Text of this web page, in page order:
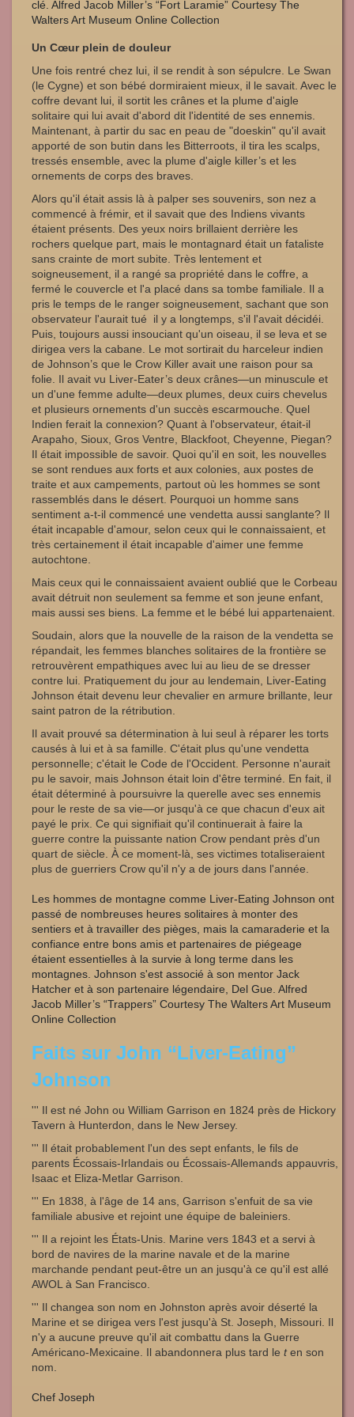
clé. Alfred Jacob Miller’s “Fort Laramie” Courtesy The
Walters Art Museum Online Collection
Un Cœur plein de douleur
Une fois rentré chez lui, il se rendit à son sépulcre. Le Swan
(le Cygne) et son bébé dormiraient mieux, il le savait. Avec le
coffre devant lui, il sortit les crânes et la plume d'aigle
solitaire qui lui avait d'abord dit l'identité de ses ennemis.
Maintenant, à partir du sac en peau de "doeskin" qu'il avait
apporté de son butin dans les Bitterroots, il tira les scalps,
tressés ensemble, avec la plume d'aigle killer’s et les
ornements de corps des braves.
Alors qu'il était assis là à palper ses souvenirs, son nez a
commencé à frémir, et il savait que des Indiens vivants
étaient présents. Des yeux noirs brillaient derrière les
rochers quelque part, mais le montagnard était un fataliste
sans crainte de mort subite. Très lentement et
soigneusement, il a rangé sa propriété dans le coffre, a
fermé le couvercle et l'a placé dans sa tombe familiale. Il a
pris le temps de le ranger soigneusement, sachant que son
observateur l'aurait tué il y a longtemps, s'il l'avait décidéi.
Puis, toujours aussi insouciant qu'un oiseau, il se leva et se
dirigea vers la cabane. Le mot sortirait du harceleur indien
de Johnson’s que le Crow Killer avait une raison pour sa
folie. Il avait vu Liver-Eater’s deux crânes—un minuscule et
un d'une femme adulte—deux plumes, deux cuirs chevelus
et plusieurs ornements d'un succès escarmouche. Quel
Indien ferait la connexion? Quant à l'observateur, était-il
Arapaho, Sioux, Gros Ventre, Blackfoot, Cheyenne, Piegan?
Il était impossible de savoir. Quoi qu'il en soit, les nouvelles
se sont rendues aux forts et aux colonies, aux postes de
traite et aux campements, partout où les hommes se sont
rassemblés dans le désert. Pourquoi un homme sans
sentiment a-t-il commencé une vendetta aussi sanglante? Il
était incapable d'amour, selon ceux qui le connaissaient, et
très certainement il était incapable d'aimer une femme
autochtone.
Mais ceux qui le connaissaient avaient oublié que le Corbeau
avait détruit non seulement sa femme et son jeune enfant,
mais aussi ses biens. La femme et le bébé lui appartenaient.
Soudain, alors que la nouvelle de la raison de la vendetta se
répandait, les femmes blanches solitaires de la frontière se
retrouvèrent empathiques avec lui au lieu de se dresser
contre lui. Pratiquement du jour au lendemain, Liver-Eating
Johnson était devenu leur chevalier en armure brillante, leur
saint patron de la rétribution.
Il avait prouvé sa détermination à lui seul à réparer les torts
causés à lui et à sa famille. C'était plus qu'une vendetta
personnelle; c'était le Code de l'Occident. Personne n'aurait
pu le savoir, mais Johnson était loin d'être terminé. En fait, il
était déterminé à poursuivre la querelle avec ses ennemis
pour le reste de sa vie—or jusqu'à ce que chacun d'eux ait
payé le prix. Ce qui signifiait qu'il continuerait à faire la
guerre contre la puissante nation Crow pendant près d'un
quart de siècle. À ce moment-là, ses victimes totaliseraient
plus de guerriers Crow qu'il n'y a de jours dans l'année.
Les hommes de montagne comme Liver-Eating Johnson ont
passé de nombreuses heures solitaires à monter des
sentiers et à travailler des pièges, mais la camaraderie et la
confiance entre bons amis et partenaires de piégeage
étaient essentielles à la survie à long terme dans les
montagnes. Johnson s'est associé à son mentor Jack
Hatcher et à son partenaire légendaire, Del Gue. Alfred
Jacob Miller’s “Trappers” Courtesy The Walters Art Museum
Online Collection
Faits sur John “Liver-Eating”
Johnson
''' Il est né John ou William Garrison en 1824 près de Hickory
Tavern à Hunterdon, dans le New Jersey.
''' Il était probablement l'un des sept enfants, le fils de
parents Écossais-Irlandais ou Écossais-Allemands appauvris,
Isaac et Eliza-Metlar Garrison.
''' En 1838, à l'âge de 14 ans, Garrison s'enfuit de sa vie
familiale abusive et rejoint une équipe de baleiniers.
''' Il a rejoint les États-Unis. Marine vers 1843 et a servi à
bord de navires de la marine navale et de la marine
marchande pendant peut-être un an jusqu'à ce qu'il est allé
AWOL à San Francisco.
''' Il changea son nom en Johnston après avoir déserté la
Marine et se dirigea vers l'est jusqu'à St. Joseph, Missouri. Il
n'y a aucune preuve qu'il ait combattu dans la Guerre
Américano-Mexicaine. Il abandonnera plus tard le ten son
nom.
Chef Joseph